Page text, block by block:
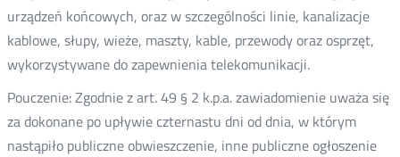
urządzeń końcowych, oraz w szczególności linie, kanalizacje
kablowe, słupy, wieże, maszty, kable, przewody oraz osprzęt,
wykorzystywane do zapewnienia telekomunikacji.
Pouczenie: Zgodnie z art. 49 § 2 k.p.a. zawiadomienie uważa się
za dokonane po upływie czternastu dni od dnia, w którym
nastąpiło publiczne obwieszczenie, inne publiczne ogłoszenie